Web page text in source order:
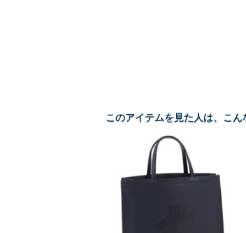
このアイテムを見た人は、こ